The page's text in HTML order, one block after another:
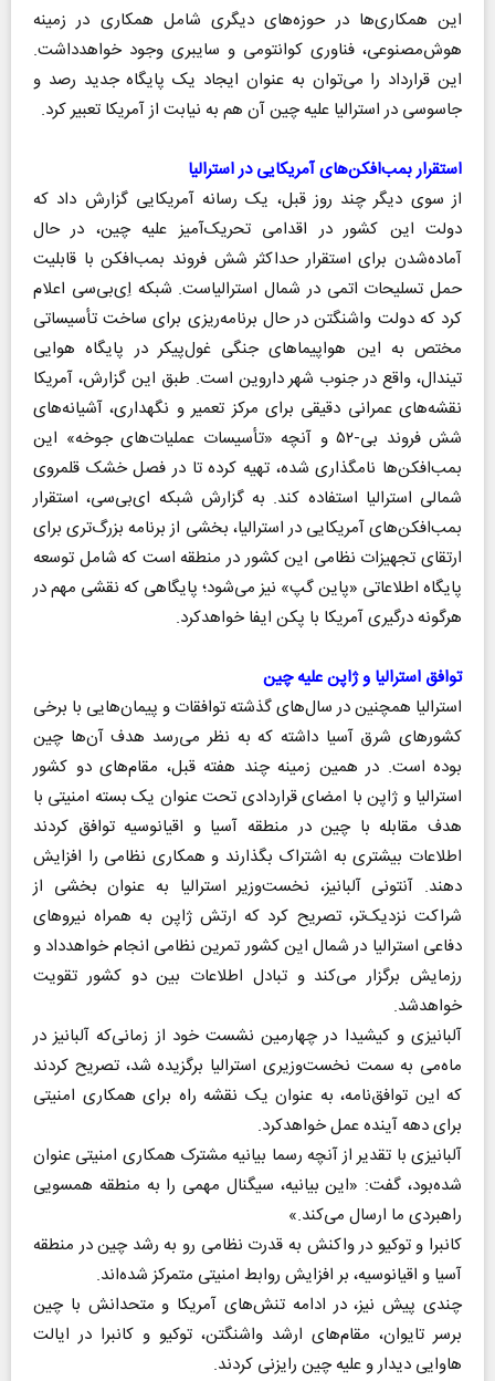
این همکاری‌ها در حوزه‌های دیگری شامل همکاری در زمینه
هوش‌مصنوعی، فناوری کوانتومی و سایبری وجود خواهدداشت.
این قرارداد را می‌توان به عنوان ایجاد یک پایگاه جدید رصد و
جاسوسی در استرالیا علیه چین آن هم به نیابت از آمریکا تعبیر کرد.
استقرار بمب‌افکن‌های آمریکایی در استرالیا
از سوی دیگر چند روز قبل، یک رسانه آمریکایی گزارش داد که
دولت این کشور در اقدامی تحریک‌آمیز علیه چین، در حال
آماده‌شدن برای استقرار حداکثر شش فروند بمب‌افکن با قابلیت
حمل تسلیحات اتمی در شمال استرالیاست. شبکه اِی‌بی‌سی اعلام
کرد که دولت واشنگتن در حال برنامه‌ریزی برای ساخت تأسیساتی
مختص به این هواپیما‌های جنگی غول‌پیکر در پایگاه هوایی
تیندال، واقع در جنوب شهر داروین است. طبق این گزارش، آمریکا
نقشه‌های عمرانی دقیقی برای مرکز تعمیر و نگهداری، آشیانه‌های
شش فروند بی‌-۵۲ و آنچه «تأسیسات عملیات‌های جوخه» این
بمب‌افکن‌ها نامگذاری شده، تهیه کرده تا در فصل خشک قلمروی
شمالی استرالیا استفاده کند. به گزارش شبکه ای‌بی‌سی، استقرار
بمب‌افکن‌های آمریکایی در استرالیا، بخشی از برنامه بزرگ‌تری برای
ارتقای تجهیزات نظامی این کشور در منطقه است که شامل توسعه
پایگاه اطلاعاتی «پاین گپ» نیز می‌شود؛ پایگاهی که نقشی مهم در
هرگونه درگیری آمریکا با پکن ایفا خواهدکرد.
توافق استرالیا و ژاپن علیه چین
استرالیا همچنین در سال‌های گذشته توافقات و پیمان‌هایی با برخی
کشور‌های شرق آسیا داشته که به نظر می‌رسد هدف آن‌ها چین
بوده است. در همین زمینه چند هفته قبل، مقام‌های دو کشور
استرالیا و ژاپن با امضای قراردادی تحت عنوان یک بسته امنیتی با
هدف مقابله با چین در منطقه آسیا و اقیانوسیه توافق کردند
اطلاعات بیشتری به اشتراک بگذارند و همکاری نظامی را افزایش
دهند. آنتونی آلبانیز، نخست‌وزیر استرالیا به عنوان بخشی از
شراکت نزدیک‌تر، تصریح کرد که ارتش ژاپن به همراه نیرو‌های
دفاعی استرالیا در شمال این کشور تمرین نظامی انجام خواهدداد و
رزمایش برگزار می‌کند و تبادل اطلاعات بین دو کشور تقویت
خواهدشد.
آلبانیزی و کیشیدا در چهارمین نشست خود از زمانی‌که آلبانیز در
ماه‌می به سمت نخست‌وزیری استرالیا برگزیده شد، تصریح کردند
که این توافق‌نامه، به عنوان یک نقشه راه برای همکاری امنیتی
برای دهه آینده عمل خواهدکرد.
آلبانیزی با تقدیر از آنچه رسما بیانیه مشترک همکاری امنیتی عنوان
شده‌بود، گفت: «این بیانیه، سیگنال مهمی را به منطقه همسویی
راهبردی ما ارسال می‌کند.»
کانبرا و توکیو در واکنش به قدرت نظامی رو به رشد چین در منطقه
آسیا و اقیانوسیه، بر افزایش روابط امنیتی متمرکز شده‌اند.
چندی پیش نیز، در ادامه تنش‌های آمریکا و متحدانش با چین
بر‌سر تایوان، مقام‌های ارشد واشنگتن، توکیو و کانبرا در ایالت
هاوایی دیدار و علیه چین رایزنی کردند.